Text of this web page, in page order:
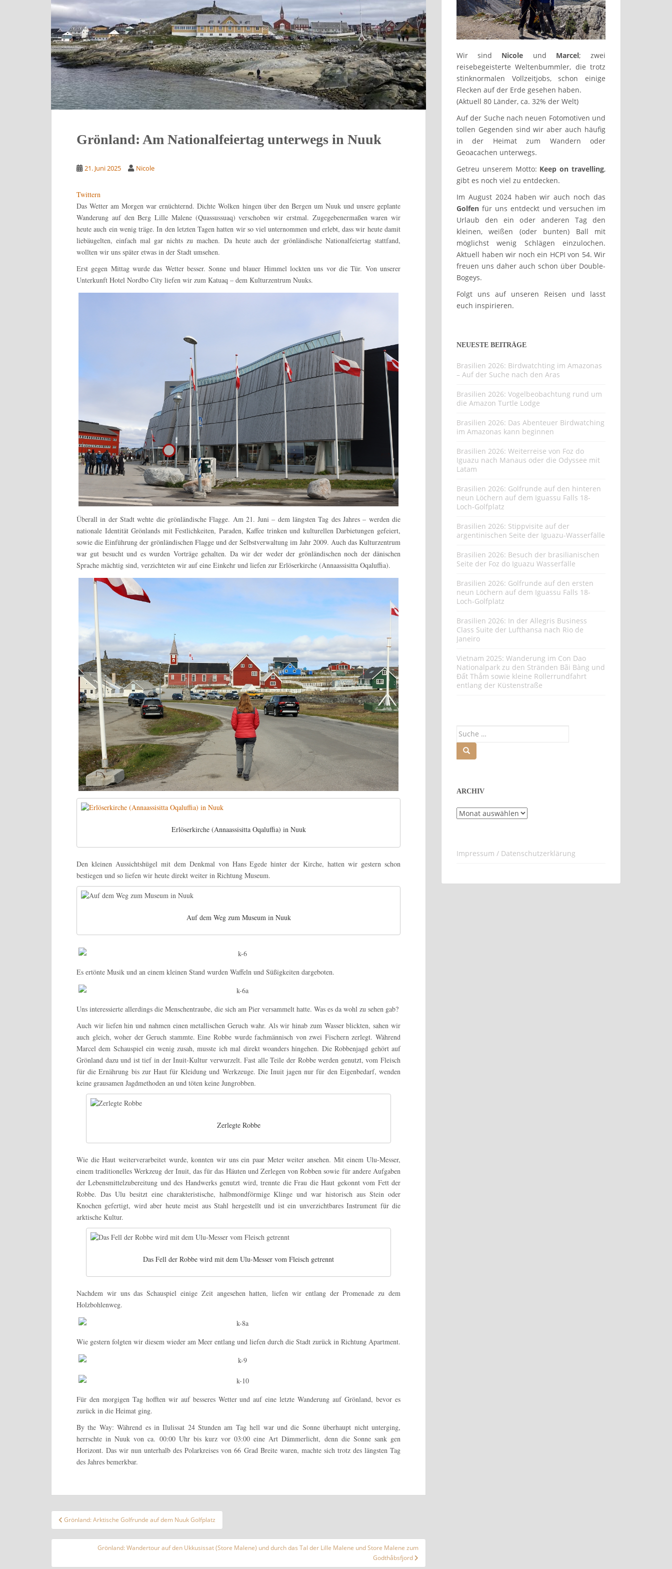
Grönland: Am Nationalfeiertag unterwegs in Nuuk
21. Juni 2025 Nicole
Twittern
Das Wetter am Morgen war ernüchternd. Dichte Wolken hingen über den Bergen um Nuuk und unsere geplante
Wanderung auf den Berg Lille Malene (Quassussuaq) verschoben wir erstmal. Zugegebenermaßen waren wir
heute auch ein wenig träge. In den letzten Tagen hatten wir so viel unternommen und erlebt, dass wir heute damit
liebäugelten, einfach mal gar nichts zu machen. Da heute auch der grönländische Nationalfeiertagstattfand,
wollten wir uns später etwas in der Stadt umsehen.
Erst gegen Mittag wurde das Wetter besser. Sonne und blauer Himmel lockten uns vor die Tür. Von unserer
Unterkunft Hotel Nordbo City liefen wir zum Katuaq – dem Kulturzentrum Nuuks.
Überall in der Stadt wehte die grönländische Flagge. Am 21. Juni – dem längsten Tag des Jahres – werden die
nationale Identität Grönlands mit Festlichkeiten, Paraden, Kaffee trinken und kulturellen Darbietungen gefeiert,
sowie die Einführung der grönländischen Flagge und der Selbstverwaltung im Jahr 2009. Auch das Kulturzentrum
war gut besucht und es wurden Vorträge gehalten. Da wir der weder der grönländischen noch der dänischen
Sprache mächtig sind, verzichteten wir auf eine Einkehr und liefen zur Erlöserkirche (Annaassisitta Oqaluffia).
Erlöserkirche (Annaassisitta Oqaluffia) in Nuuk
Den kleinen Aussichtshügel mit dem Denkmal von Hans Egede hinter der Kirche, hatten wir gestern schon
bestiegen und so liefen wir heute direkt weiter in Richtung Museum.
Auf dem Weg zum Museum in Nuuk
Es ertönte Musik und an einem kleinen Stand wurden Waffeln und Süßigkeiten dargeboten.
Uns interessierte allerdings die Menschentraube, die sich am Pier versammelt hatte. Was es da wohl zu sehen gab?
Auch wir liefen hin und nahmen einen metallischen Geruch wahr. Als wir hinab zum Wasser blickten, sahen wir
auch gleich, woher der Geruch stammte. Eine Robbe wurde fachmännisch von zwei Fischern zerlegt. Während
Marcel dem Schauspiel ein wenig zusah, musste ich mal direkt woanders hingehen. Die Robbenjagd gehört auf
Grönland dazuund ist tief in der Inuit-Kultur verwurzelt.Fast alle Teile der Robbe werden genutzt, vom Fleisch
für die Ernährung bis zur Haut für Kleidung und Werkzeuge. Die Inuit jagen nur für den Eigenbedarf, wenden
keine grausamen Jagdmethoden an und töten keine Jungrobben.
Zerlegte Robbe
Wie die Haut weiterverarbeitet wurde, konnten wir uns ein paar Meter weiter ansehen. Mit einem Ulu-Messer,
einem traditionelles Werkzeug der Inuit, das für das Häuten und Zerlegen von Robben sowie für andere Aufgaben
der Lebensmittelzubereitung und des Handwerks genutzt wird, trennte die Frau die Haut gekonnt vom Fett der
Robbe. Das Ulu besitzt eine charakteristische, halbmondförmige Klinge und war historisch aus Stein oder
Knochen gefertigt, wird aber heute meist aus Stahl hergestellt und ist ein unverzichtbares Instrument für die
arktische Kultur.
Das Fell der Robbe wird mit dem Ulu-Messer vom Fleisch getrennt
Nachdem wir uns das Schauspiel einige Zeit angesehen hatten, liefen wir entlang der Promenade zu dem
Holzbohlenweg.
Wie gestern folgten wir diesem wieder am Meer entlang und liefen durch die Stadt zurück in Richtung Apartment.
Für den morgigen Tag hofften wir auf besseres Wetter und auf eine letzte Wanderung auf Grönland, bevor es
zurück in die Heimat ging.
By the Way: Während es in Ilulissat 24 Stunden am Tag hell war und die Sonne überhaupt nicht unterging,
herrschte in Nuuk von ca. 00:00 Uhr bis kurz vor 03:00 eine Art Dämmerlicht, denn die Sonne sank gen
Horizont. Das wir nun unterhalb des Polarkreises von 66 Grad Breite waren, machte sich trotz des längsten Tag
des Jahres bemerkbar.
Beitragsnavigation
Grönland: Arktische Golfrunde auf dem Nuuk Golfplatz
Grönland: Wandertour auf den Ukkusissat (Store Malene) und durch das Tal der Lille Malene und Store Malene zum
Godthåbsfjord
Wir sind Nicole und Marcel; zwei
reisebegeisterte Weltenbummler, die trotz
stinknormalen Vollzeitjobs, schon einige
Flecken auf der Erde gesehen haben.
(Aktuell 80 Länder, ca. 32% der Welt)
Auf der Suche nach neuen Fotomotiven und
tollen Gegenden sind wir aber auch häufig
in der Heimat zum Wandern oder
Geoacachen unterwegs.
Getreu unserem Motto: Keep on travelling,
gibt es noch viel zu entdecken.
Im August 2024 haben wir auch noch das
Golfen für uns entdeckt und versuchen im
Urlaub den ein oder anderen Tag den
kleinen, weißen (oder bunten) Ball mit
möglichst wenig Schlägen einzulochen.
Aktuell haben wir noch ein HCPI von 54. Wir
freuen uns daher auch schon über Double-
Bogeys.
Folgt uns auf unseren Reisen und lasst
euch inspirieren.
NEUESTE BEITRÄGE
Brasilien 2026: Birdwatchting im Amazonas
– Auf der Suche nach den Aras
Brasilien 2026: Vogelbeobachtung rund um
die Amazon Turtle Lodge
Brasilien 2026: Das Abenteuer Birdwatching
im Amazonas kann beginnen
Brasilien 2026: Weiterreise von Foz do
Iguazu nach Manaus oder die Odyssee mit
Latam
Brasilien 2026: Golfrunde auf den hinteren
neun Löchern auf dem Iguassu Falls 18-
Loch-Golfplatz
Brasilien 2026: Stippvisite auf der
argentinischen Seite der Iguazu-Wasserfälle
Brasilien 2026: Besuch der brasilianischen
Seite der Foz do Iguazu Wasserfälle
Brasilien 2026: Golfrunde auf den ersten
neun Löchern auf dem Iguassu Falls 18-
Loch-Golfplatz
Brasilien 2026: In der Allegris Business
Class Suite der Lufthansa nach Rio de
Janeiro
Vietnam 2025: Wanderung im Con Dao
Nationalpark zu den Stränden Bãi Bàng und
Đất Thắm sowie kleine Rollerrundfahrt
entlang der Küstenstraße
ARCHIV
Archiv
Impressum / Datenschutzerklärung